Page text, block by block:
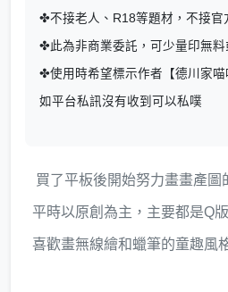
✤不接老人、R18等題材，不接官
✤此為非商業委託，可少量印無料
✤使用時希望標示作者【德川家喵
如平台私訊沒有收到可以私噗
買了平板後開始努力畫畫產圖
平時以原創為主，主要都是Q
喜歡畫無線繪和蠟筆的童趣風